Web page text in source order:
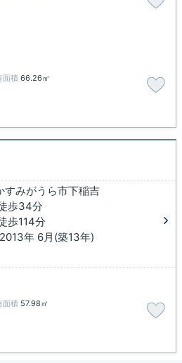
面積 66.26㎡
すみがうら市下稲吉
歩34分
歩114分
年 6月(築13年)
面積 57.98㎡